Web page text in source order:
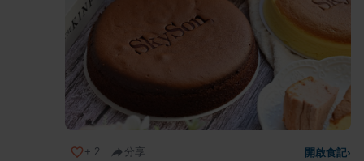
+ 2 分享 開啟食記›